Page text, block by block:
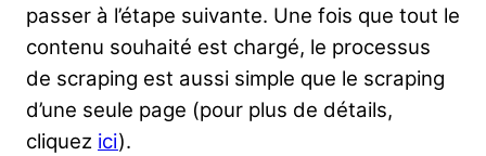
passer à l’étape suivante. Une fois que tout le
contenu souhaité est chargé, le processus
de scraping est aussi simple que le scraping
d’une seule page (pour plus de détails,
cliquez ici).